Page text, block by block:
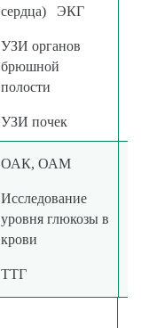
сердца) ЭКГ
УЗИ органов
брюшной
полости
УЗИ почек
ОАК, ОАМ
Исследование
уровня глюкозы в
крови
ТТГ